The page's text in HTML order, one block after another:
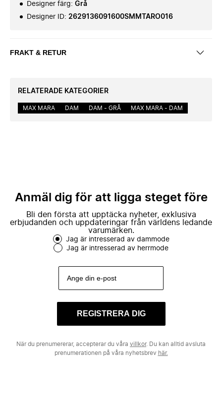
Designer färg: Grå
Designer ID: 2629136091600SMMTARO016
FRAKT & RETUR
RELATERADE KATEGORIER
MAX MARA DAM DAM - GRÅ MAX MARA - DAM
Anmäl dig för att ligga steget före
Bli den första att upptäcka nyheter, exklusiva
erbjudanden och uppdateringar från världens ledande
varumärken.
Jag är intresserad av dammode
Jag är intresserad av herrmode
REGISTRERA DIG
När du prenumererar, accepterar du våra villkor. Du kan alltid avsluta
prenumerationen på våra nyhetsbrev här.